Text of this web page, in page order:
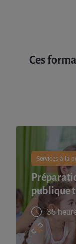
Ces
Services à la
publique
35